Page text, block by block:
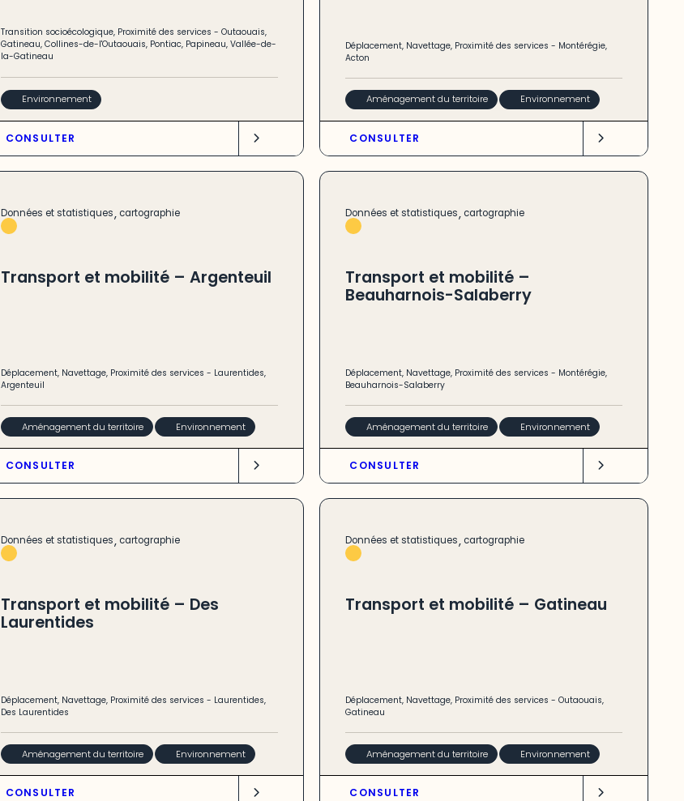
Transition socioécologique, Proximité des services - Outaouais,
Gatineau, Collines-de-l'Outaouais, Pontiac, Papineau, Vallée-de-
la-Gatineau
Environnement
CONSULTER
Déplacement, Navettage, Proximité des services - Montérégie,
Acton
Aménagement du territoire Environnement
CONSULTER
Données et statistiques, cartographie
Transport et mobilité – Argenteuil
Déplacement, Navettage, Proximité des services - Laurentides,
Argenteuil
Aménagement du territoire Environnement
CONSULTER
Données et statistiques, cartographie
Transport et mobilité –
Beauharnois-Salaberry
Déplacement, Navettage, Proximité des services - Montérégie,
Beauharnois-Salaberry
Aménagement du territoire Environnement
CONSULTER
Données et statistiques, cartographie
Transport et mobilité – Des
Laurentides
Déplacement, Navettage, Proximité des services - Laurentides,
Des Laurentides
Aménagement du territoire Environnement
CONSULTER
Données et statistiques, cartographie
Transport et mobilité – Gatineau
Déplacement, Navettage, Proximité des services - Outaouais,
Gatineau
Aménagement du territoire Environnement
CONSULTER